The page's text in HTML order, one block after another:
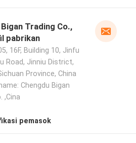
Trading Co.,
pabrikan
16F, Building 10, Jinfu
Road, Jinniu District,
Province, China
Chengdu Bigan
,Cina
pemasok